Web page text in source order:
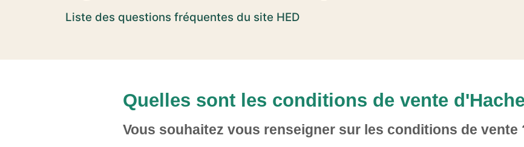
Liste des questions fréquentes du site HED
Quelles sont les conditions de vente
Vous souhaitez vous renseigner sur les conditions de vente